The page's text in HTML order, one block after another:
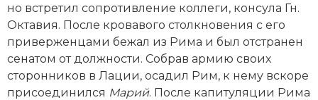
История материальной и духовной культуры
История международных отношений
История, философия, теория и методология
исторического знания
но встретил сопротивление коллеги, консула Гн.
Октавия. После кровавого столкновения с его
приверженцами бежал из Рима и был отстранен
сенатом от должности. Собрав армию своих
сторонников в Лации, осадил Рим, к нему вскоре
присоединился Марий. После капитуляции Рима